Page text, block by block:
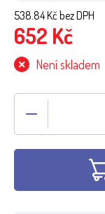
538.84Kč bez DPH
652 Kč
Není skladem